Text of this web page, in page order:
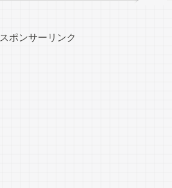
スポンサーリンク